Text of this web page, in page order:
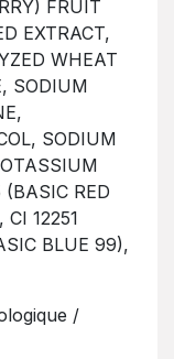
FRUIT
EXTRACT,
WHEAT
SODIUM
SODIUM
(BASIC RED
12251
BLUE 99),
/